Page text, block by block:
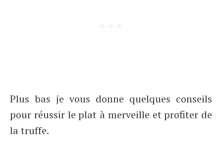
Plus bas je vous donne quelques conseils
pour réussir le plat à merveille et profiter de
la truffe.